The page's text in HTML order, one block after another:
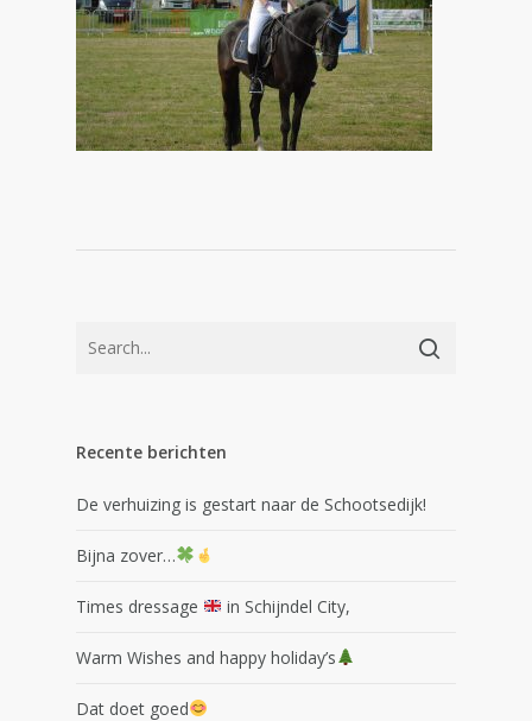
Recente berichten
De verhuizing is gestart naar de Schootsedijk!
Bijna zover…
Times dressage in Schijndel City,
Warm Wishes and happy holiday’s
Dat doet goed